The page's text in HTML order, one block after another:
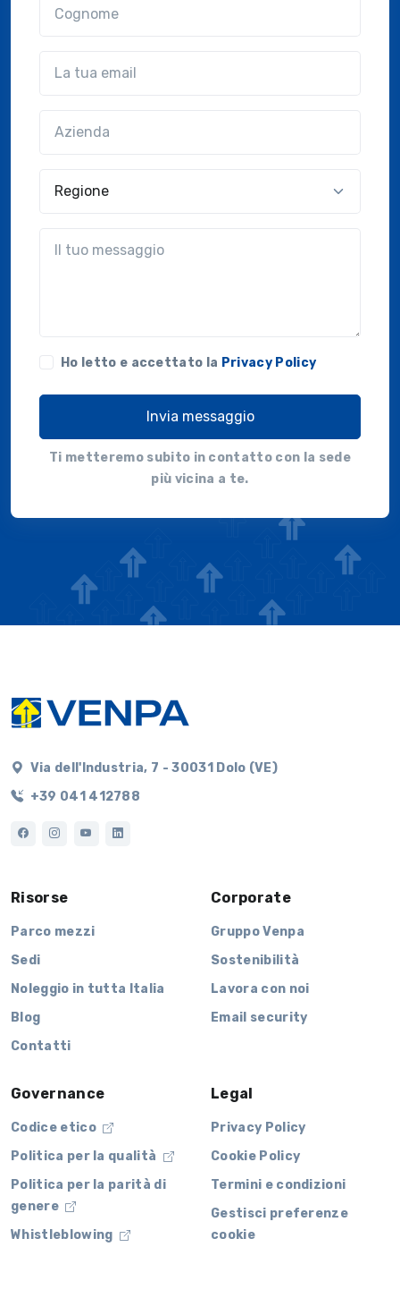
Ho letto e accettato la Privacy Policy
Invia messaggio
Ti metteremo subito in contatto con la sede
più vicina a te.
Via dell'Industria, 7 - 30031 Dolo (VE)
+39 041 412788
Risorse
Parco mezzi
Sedi
Noleggio in tutta Italia
Blog
Contatti
Corporate
Gruppo Venpa
Sostenibilità
Lavora con noi
Email security
Governance
Codice etico
Politica per la qualità
Politica per la parità di
genere
Whistleblowing
Legal
Privacy Policy
Cookie Policy
Termini e condizioni
Gestisci preferenze
cookie